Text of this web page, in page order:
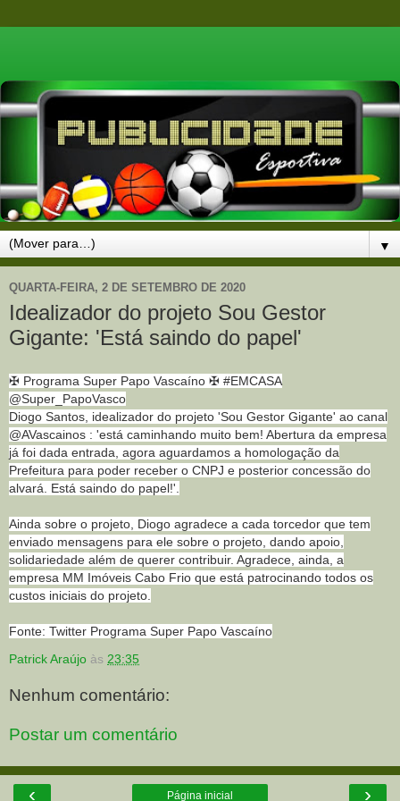
▼
QUARTA-FEIRA, 2 DE SETEMBRO DE 2020
Idealizador do projeto Sou Gestor
Gigante: 'Está saindo do papel'
✠ Programa Super Papo Vascaíno ✠ #EMCASA
@Super_PapoVasco
Diogo Santos, idealizador do projeto 'Sou Gestor Gigante' ao canal
@AVascainos : 'está caminhando muito bem! Abertura da empresa
já foi dada entrada, agora aguardamos a homologação da
Prefeitura para poder receber o CNPJ e posterior concessão do
alvará. Está saindo do papel!'.
Ainda sobre o projeto, Diogo agradece a cada torcedor que tem
enviado mensagens para ele sobre o projeto, dando apoio,
solidariedade além de querer contribuir. Agradece, ainda, a
empresa MM Imóveis Cabo Frio que está patrocinando todos os
custos iniciais do projeto.
Fonte: Twitter Programa Super Papo Vascaíno
Patrick Araújo às 23:35
Nenhum comentário:
Postar um comentário
‹ ›
Página inicial